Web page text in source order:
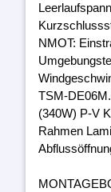
NMOT:
TSM-
(340W) P-V
Rahmen